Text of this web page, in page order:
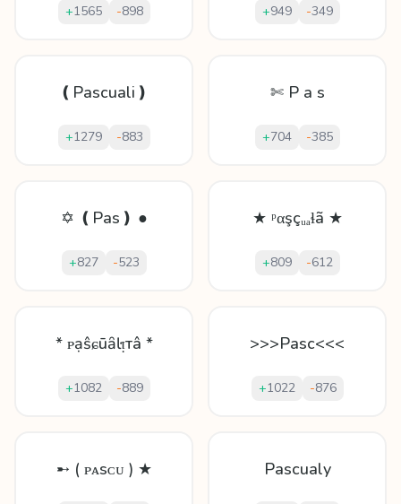
+1565 -898 +949 -349
❪Pascuali❫
+1279 -883
✄ P a s
+704 -385
✡ ❪Pas❫ ●
+827 -523
★ ᵖαşçᵤₐɬã ★
+809 -612
* ᴘạŝɕūȃŀᴉтâ *
+1082 -889
>>>Pasc<<<
+1022 -876
➸ ( ᴘᴀsᴄᴜ ) ★ Pascualy